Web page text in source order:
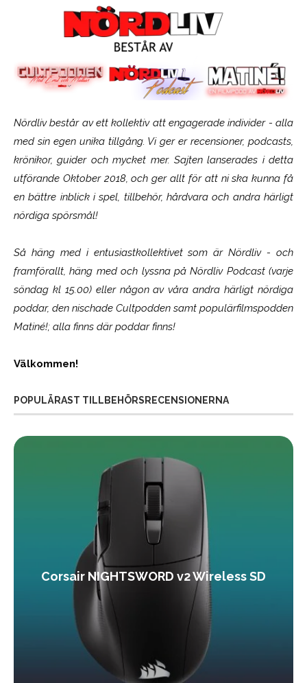
Nördliv består av ett kollektiv att engagerade individer - alla
med sin egen unika tillgång. Vi ger er recensioner, podcasts,
krönikor, guider och mycket mer. Sajten lanserades i detta
utförande Oktober 2018, och ger allt för att ni ska kunna få
en bättre inblick i spel, tillbehör, hårdvara och andra härligt
nördiga spörsmål!
Så häng med i entusiastkollektivet som ärNördliv- och
framförallt, häng med och lyssna på Nördliv Podcast (varje
söndag kl 15.00) eller någon av våra andra härligt nördiga
poddar, den nischade Cultpodden samt populärfilmspodden
Matiné!; alla finns där poddar finns!
Välkommen!
POPULÄRAST TILLBEHÖRSRECENSIONERNA
Corsair NIGHTSWORD v2 Wireless SD